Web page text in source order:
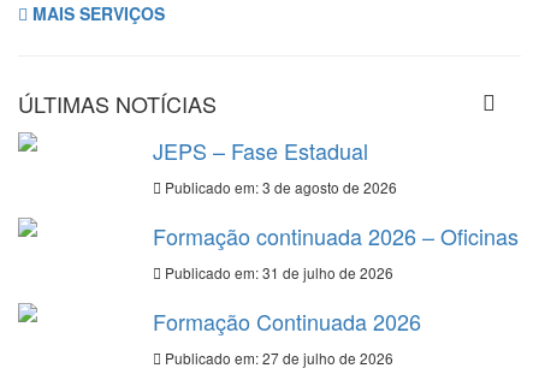
MAIS SERVIÇOS
ÚLTIMAS NOTÍCIAS
JEPS – Fase Estadual
Publicado em: 3 de agosto de 2026
Formação continuada 2026 – Oficinas
Publicado em: 31 de julho de 2026
Formação Continuada 2026
Publicado em: 27 de julho de 2026